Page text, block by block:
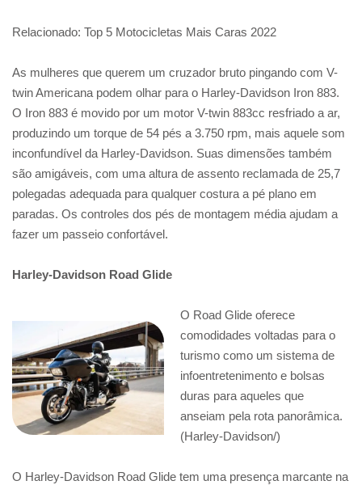
Relacionado: Top 5 Motocicletas Mais Caras 2022
As mulheres que querem um cruzador bruto pingando com V-
twin Americana podem olhar para o Harley-Davidson Iron 883.
O Iron 883 é movido por um motor V-twin 883cc resfriado a ar,
produzindo um torque de 54 pés a 3.750 rpm, mais aquele som
inconfundível da Harley-Davidson. Suas dimensões também
são amigáveis, com uma altura de assento reclamada de 25,7
polegadas adequada para qualquer costura a pé plano em
paradas. Os controles dos pés de montagem média ajudam a
fazer um passeio confortável.
Harley-Davidson Road Glide
O Road Glide oferece
comodidades voltadas para o
turismo como um sistema de
infoentretenimento e bolsas
duras para aqueles que
anseiam pela rota panorâmica.
(Harley-Davidson/)
O Harley-Davidson Road Glide tem uma presença marcante na